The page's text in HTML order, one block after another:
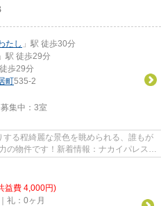
たし 」駅 徒歩30分
」駅 徒歩29分
歩29分
町535-2
集中： 3室
る程綺麗な景色を眺められる、誰もが
の物件です！新着情報：ナカイパレス
益費 4,000円)
礼：0ヶ月